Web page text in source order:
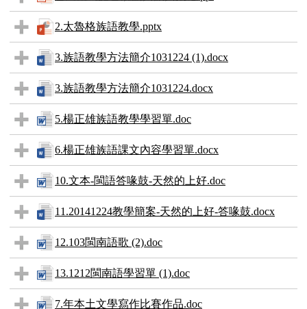
2.太魯格族語教學.pptx
3.族語教學方法簡介1031224 (1).docx
3.族語教學方法簡介1031224.docx
5.楊正雄族語教學學習單.doc
6.楊正雄族語課文內容學習單.docx
10.文本-閩語答喙鼓-天然的上好.doc
11.20141224教學簡案-天然的上好-答喙鼓.docx
12.103閩南語歌 (2).doc
13.1212閩南語學習單 (1).doc
7.年本土文學寫作比賽作品.doc